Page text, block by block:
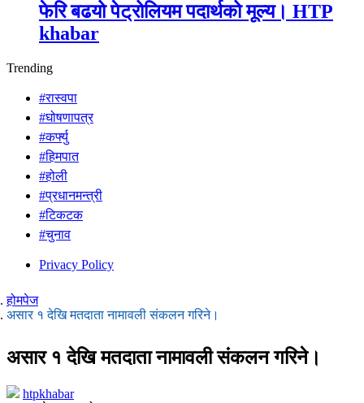
फेरि बढयो पेट्रोलियम पदार्थको मूल्य। HTP
khabar
Trending
#रास्वपा
#घोषणापत्र
#कर्फ्यु
#हिमपात
#होली
#प्रधानमन्त्री
#टिकटक
#चुनाव
Privacy Policy
होमपेज
असार १ देखि मतदाता नामावली संकलन गरिने।
असार १ देखि मतदाता नामावली संकलन गरिने।
htpkhabar